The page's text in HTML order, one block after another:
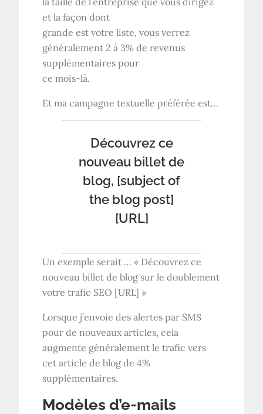
et la façon dont
grande est votre liste, vous verrez
généralement 2 à 3% de revenus
supplémentaires pour
ce mois-là.
Et ma campagne textuelle préférée est…
Découvrez ce
nouveau billet de
blog, [subject of
the blog post]
[URL]
Un exemple serait … « Découvrez ce
nouveau billet de blog sur le doublement
votre trafic SEO [URL] »
Lorsque j’envoie des alertes par SMS
pour de nouveaux articles, cela
augmente généralement le trafic vers
cet article de blog de 4%
supplémentaires.
Modèles d’e-mails